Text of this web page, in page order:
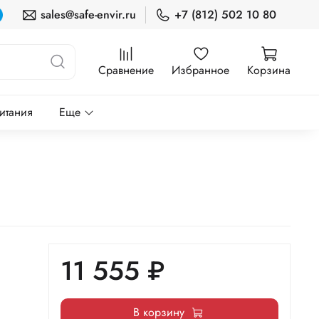
sales@safe-envir.ru +7 (812) 502 10 80
Сравнение Избранное Корзина
Еще
11 555 ₽
В корзину